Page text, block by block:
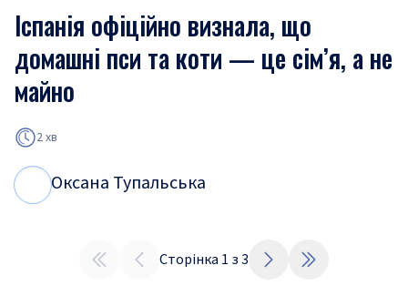
Іспанія офіційно визнала, що
домашні пси та коти — це сім’я, а не
майно
2 хв
Оксана Тупальська
Сторінка 1 з3